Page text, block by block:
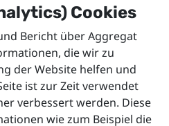
Cookies
Bericht über Aggregat
die wir zu
der Website helfen und
ist zur Zeit verwendet
verbessert werden. Diese
wie zum Beispiel die